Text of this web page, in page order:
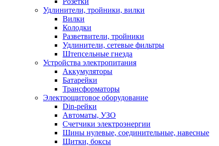
Удлинители, тройники, вилки
Вилки
Колодки
Разветвители, тройники
Удлинители, сетевые фильтры
Штепсельные гнезда
Устройства электропитания
Аккумуляторы
Батарейки
Трансформаторы
Электрощитовое оборудование
Din-рейки
Автоматы, УЗО
Счетчики электроэнергии
Шины нулевые, соединительные, навесные
Щитки, боксы